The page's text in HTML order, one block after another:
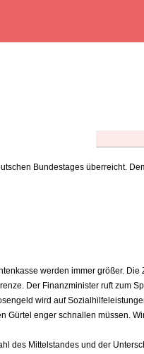
Bundestages überreicht.
werden immer größer. Die
Der Finanzminister ruft zum
wird auf
Gürtel enger schnallen müssen.
des Mittelstandes und der